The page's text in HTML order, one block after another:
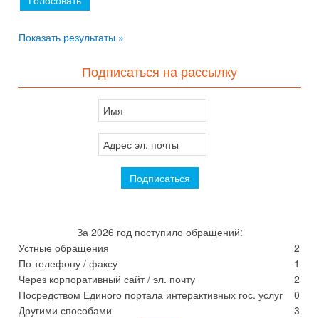
Показать результаты »
Подписаться на рассылку
За 2026 год поступило обращений:
Устные обращения
2
По телефону / факсу
1
Через корпоративный сайт / эл. почту
2
Посредством Единого портала интерактивных гос. услуг
0
Другими способами
3